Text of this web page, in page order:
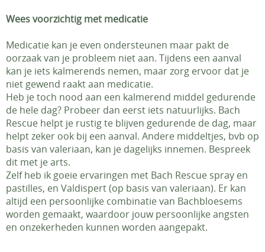
Wees voorzichtig met medicatie
Medicatie kan je even ondersteunen maar pakt de
oorzaak van je probleem niet aan. Tijdens een aanval
kan je iets kalmerends nemen, maar zorg ervoor dat je
niet gewend raakt aan medicatie.
Heb je toch nood aan een kalmerend middel gedurende
de hele dag? Probeer dan eerst iets natuurlijks. Bach
Rescue helpt je rustig te blijven gedurende de dag, maar
helpt zeker ook bij een aanval. Andere middeltjes, bvb op
basis van valeriaan, kan je dagelijks innemen. Bespreek
dit met je arts.
Zelf heb ik goeie ervaringen met Bach Rescue spray en
pastilles, en Valdispert (op basis van valeriaan). Er kan
altijd een persoonlijke combinatie van Bachbloesems
worden gemaakt, waardoor jouw persoonlijke angsten
en onzekerheden kunnen worden aangepakt.